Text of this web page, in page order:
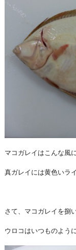
マコガレイはこんな風
真ガレイには黄色いラ
さて、マコガレイを捌
ウロコはいつものよう